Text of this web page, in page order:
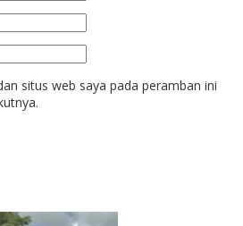
situs web saya pada peramban ini